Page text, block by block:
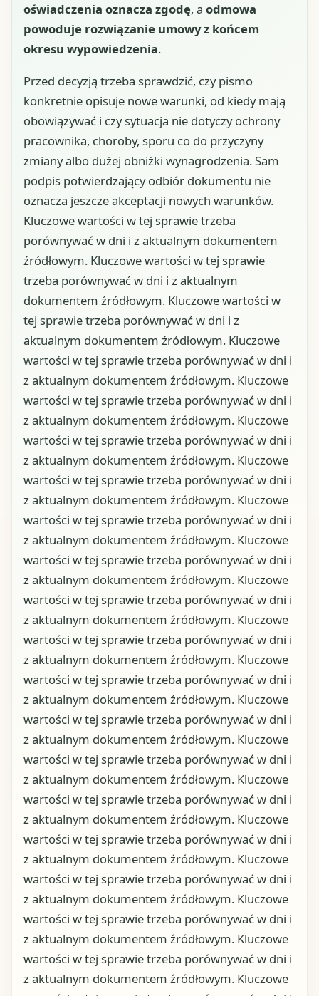
oświadczenia oznacza zgodę, a odmowa
powoduje rozwiązanie umowy z końcem
okresu wypowiedzenia.
Przed decyzją trzeba sprawdzić, czy pismo
konkretnie opisuje nowe warunki, od kiedy mają
obowiązywać i czy sytuacja nie dotyczy ochrony
pracownika, choroby, sporu co do przyczyny
zmiany albo dużej obniżki wynagrodzenia. Sam
podpis potwierdzający odbiór dokumentu nie
oznacza jeszcze akceptacji nowych warunków.
Kluczowe wartości w tej sprawie trzeba
porównywać w dni i z aktualnym dokumentem
źródłowym. Kluczowe wartości w tej sprawie
trzeba porównywać w dni i z aktualnym
dokumentem źródłowym. Kluczowe wartości w
tej sprawie trzeba porównywać w dni i z
aktualnym dokumentem źródłowym. Kluczowe
wartości w tej sprawie trzeba porównywać w dni i
z aktualnym dokumentem źródłowym. Kluczowe
wartości w tej sprawie trzeba porównywać w dni i
z aktualnym dokumentem źródłowym. Kluczowe
wartości w tej sprawie trzeba porównywać w dni i
z aktualnym dokumentem źródłowym. Kluczowe
wartości w tej sprawie trzeba porównywać w dni i
z aktualnym dokumentem źródłowym. Kluczowe
wartości w tej sprawie trzeba porównywać w dni i
z aktualnym dokumentem źródłowym. Kluczowe
wartości w tej sprawie trzeba porównywać w dni i
z aktualnym dokumentem źródłowym. Kluczowe
wartości w tej sprawie trzeba porównywać w dni i
z aktualnym dokumentem źródłowym. Kluczowe
wartości w tej sprawie trzeba porównywać w dni i
z aktualnym dokumentem źródłowym. Kluczowe
wartości w tej sprawie trzeba porównywać w dni i
z aktualnym dokumentem źródłowym. Kluczowe
wartości w tej sprawie trzeba porównywać w dni i
z aktualnym dokumentem źródłowym. Kluczowe
wartości w tej sprawie trzeba porównywać w dni i
z aktualnym dokumentem źródłowym. Kluczowe
wartości w tej sprawie trzeba porównywać w dni i
z aktualnym dokumentem źródłowym. Kluczowe
wartości w tej sprawie trzeba porównywać w dni i
z aktualnym dokumentem źródłowym. Kluczowe
wartości w tej sprawie trzeba porównywać w dni i
z aktualnym dokumentem źródłowym. Kluczowe
wartości w tej sprawie trzeba porównywać w dni i
z aktualnym dokumentem źródłowym. Kluczowe
wartości w tej sprawie trzeba porównywać w dni i
z aktualnym dokumentem źródłowym. Kluczowe